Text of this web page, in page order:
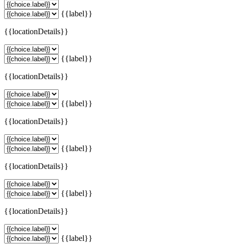
{{label}}
{{locationDetails}}
{{label}}
{{locationDetails}}
{{label}}
{{locationDetails}}
{{label}}
{{locationDetails}}
{{label}}
{{locationDetails}}
{{label}}